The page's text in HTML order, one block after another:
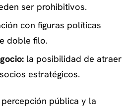
ser prohibitivos.
con figuras políticas
doble filo.
la posibilidad de atraer
estratégicos.
pública y la